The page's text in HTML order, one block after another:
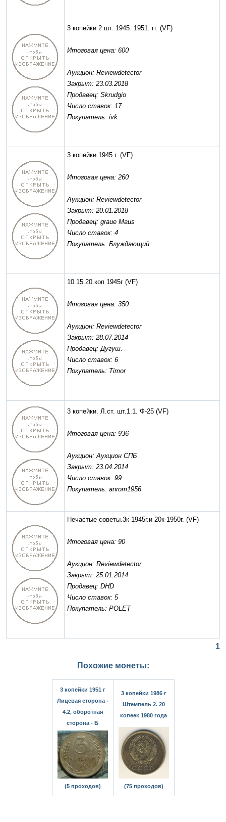
3 копейки 2 шт. 1945. 1951. гг. (VF)
Итоговая цена: 600
Аукцион: Reviewdetector
Закрыт: 23.03.2018
Продавец: Skrudgio
Число ставок: 17
Покупатель: ivk
3 копейки 1945 г. (VF)
Итоговая цена: 260
Аукцион: Reviewdetector
Закрыт: 20.01.2018
Продавец: graue Maus
Число ставок: 4
Покупатель: Блуждающий
10.15.20.коп 1945г (VF)
Итоговая цена: 350
Аукцион: Reviewdetector
Закрыт: 28.07.2014
Продавец: Дугуш.
Число ставок: 6
Покупатель: Timor
3 копейки. Л.ст. шт.1.1. Ф-25 (VF)
Итоговая цена: 936
Аукцион: Аукцион СПБ
Закрыт: 23.04.2014
Число ставок: 99
Покупатель: anrom1956
Нечастые советы.3к-1945г.и 20к-1950г. (VF)
Итоговая цена: 90
Аукцион: Reviewdetector
Закрыт: 25.01.2014
Продавец: DHD
Число ставок: 5
Покупатель: POLET
1
Похожие монеты:
3 копейки 1951 г
Лицевая сторона -
4.2, оборотная
сторона - Б
(5 проходов)
3 копейки 1986 г
Штемпель 2. 20
копеек 1980 года
(75 проходов)